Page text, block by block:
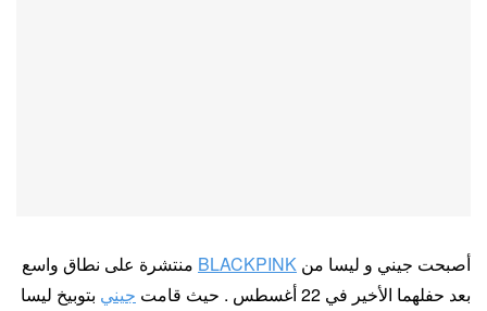
أصبحت جيني و ليسا من BLACKPINK منتشرة على نطاق واسع
بعد حفلهما الأخير في 22 أغسطس . حيث قامت
جيني بتوبيخ ليسا